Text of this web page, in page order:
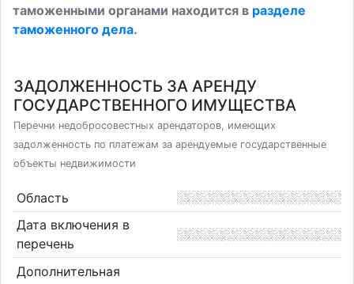
таможенными органами находится в разделе
таможенного дела.
ЗАДОЛЖЕННОСТЬ ЗА АРЕНДУ
ГОСУДАРСТВЕННОГО ИМУЩЕСТВА
Перечни недобросовестных арендаторов, имеющих
задолженность по платежам за арендуемые государственные
объекты недвижимости
Область
Дата включения в
перечень
Дополнительная